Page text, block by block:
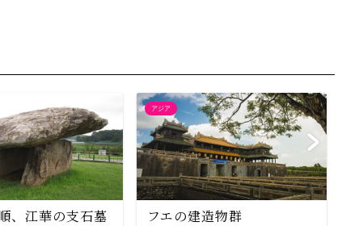
、江華の支石墓
アジア
フエの建造物群